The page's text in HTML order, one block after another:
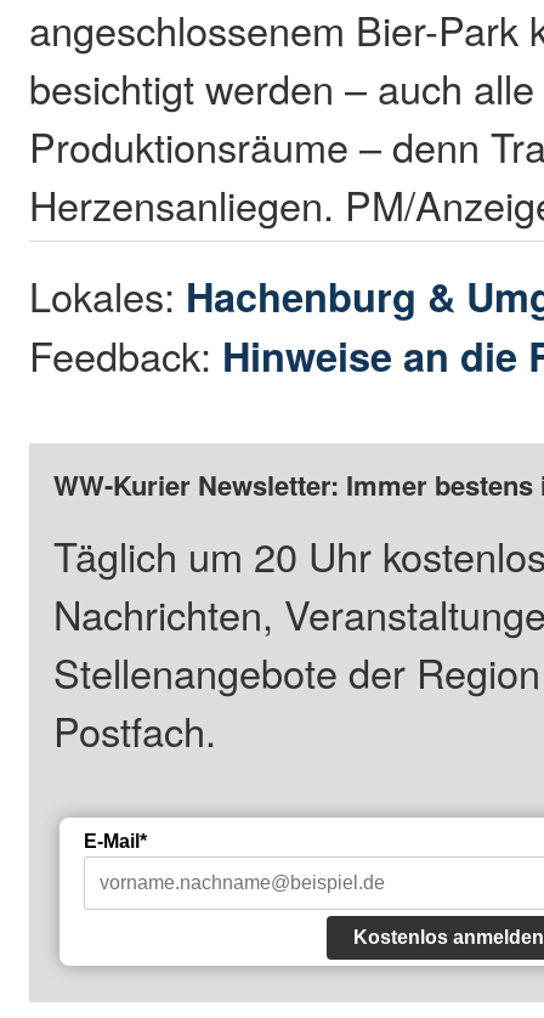
angeschlossenem Bier-Park
besichtigt werden – auch alle
Produktionsräume – denn
Herzensanliegen. PM/
Lokales: Hachenburg &
Feedback: Hinweise an die
WW-Kurier Newsletter: Immer
Täglich um 20 Uhr
Nachrichten,
Stellenangebote der
Postfach.
E-Mail*
Kostenlos anmelden